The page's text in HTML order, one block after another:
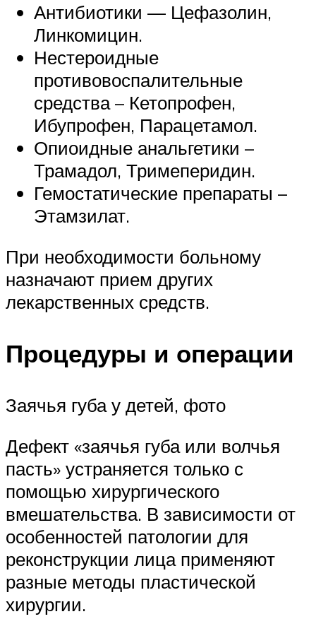
Антибиотики — Цефазолин,
Линкомицин.
Нестероидные
противовоспалительные
средства – Кетопрофен,
Ибупрофен, Парацетамол.
Опиоидные анальгетики –
Трамадол, Тримеперидин.
Гемостатические препараты –
Этамзилат.
При необходимости больному
назначают прием других
лекарственных средств.
Процедуры и операции
Заячья губа у детей, фото
Дефект «заячья губа или волчья
пасть» устраняется только с
помощью хирургического
вмешательства. В зависимости от
особенностей патологии для
реконструкции лица применяют
разные методы пластической
хирургии.